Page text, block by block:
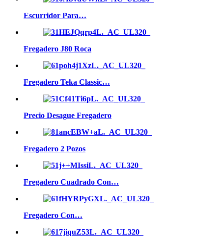
Escurridor Para…
Fregadero J80 Roca
Fregadero Teka Classic…
Precio Desague Fregadero
Fregadero 2 Pozos
Fregadero Cuadrado Con…
Fregadero Con…